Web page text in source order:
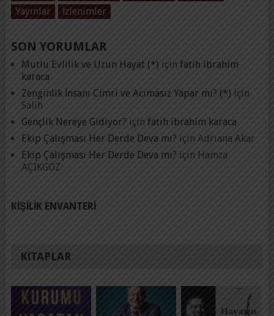
Yayınlar
İzlenimler
SON YORUMLAR
Mutlu Evlilik ve Uzun Hayat (*) için fatih ibrahim
karaca
Zenginlik İnsanı Cimri ve Acımasız Yapar mı? (*) için
Salih
Gençlik Nereye Gidiyor? için fatih ibrahim karaca
Ekip Çalışması Her Derde Deva mı? için Adrıana Akar
Ekip Çalışması Her Derde Deva mı? için Hamza
AÇIKGÖZ
KIŞILIK ENVANTERI
KITAPLAR